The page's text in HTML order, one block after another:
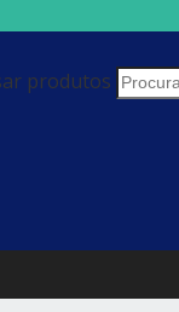
produtos